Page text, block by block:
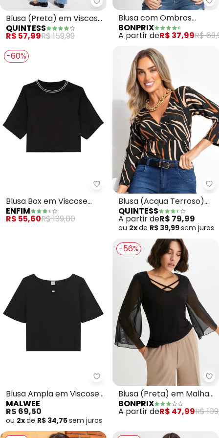
Quintess - Blusa (Preta) em
Blusa (Preta) em Viscose
Plana Ombro a Ombro
QUINTESS
R$ 57,99R$ 159,99
Blusa com Ombros
Vazados (Preta)
BONPRIX
A partir deR$ 37,99R$
-60%
Enfim - Blusa Box em Viscose
Blusa Box em Viscose
(Preto)
ENFIM
R$ 55,60R$ 139,00
Blusa (Acqua Terroso)
em Malha de Viscose
QUINTESS
A partir deR$ 79,99
ou 2xde R$ 39,99sem juros
Malwee - Blusa Ampla em
Blusa Ampla em Viscose
(Preto)
MALWEE
R$ 69,50
ou 2xde R$ 34,75sem juros
-56%
Blusa (Preta) em Malha
de Viscose
BONPRIX
A partir deR$ 47,99R$